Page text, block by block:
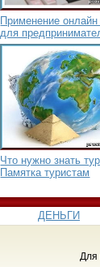
Применение
для
Что нужно знать
Памятка туристам
ДЕНЬГИ
Для